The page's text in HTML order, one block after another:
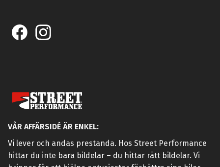
VÅR AFFÄRSIDÉ ÄR ENKEL:
Vi lever och andas prestanda. Hos Street Performance
hittar du inte bara bildelar – du hittar rätt bildelar. Vi